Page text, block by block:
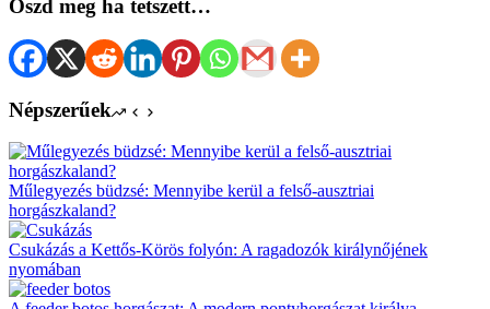
Oszd meg ha tetszett…
Népszerűek
Műlegyezés büdzsé: Mennyibe kerül a felső-ausztriai
horgászkaland?
Csukázás a Kettős-Körös folyón: A ragadozók királynőjének
nyomában